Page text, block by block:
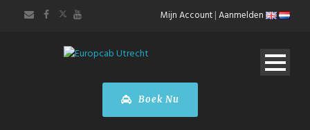
Mijn Account|Aanmelden
Boek Nu